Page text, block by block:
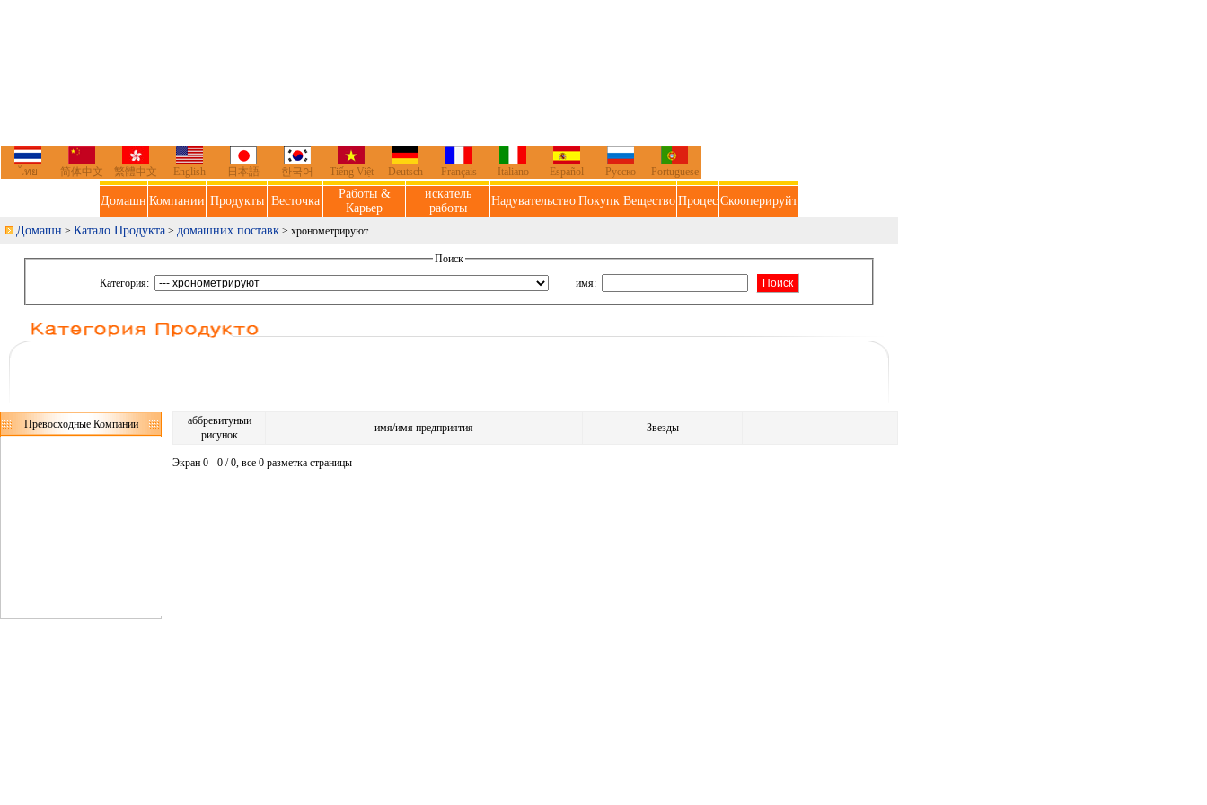
ไทย 简体中文 繁體中文 English 日本語 한국어 Tiếng Việt Deutsch Français Italiano Español Русско Portuguese
Домашн Компании Продукты Весточка
Работы &
Карьер
искатель
работы
Надувательство Покупк Вещество Процес Скооперируйт
Домашн > Катало Продукта > домашних поставк > хронометрируют
Поиск
Категория:
имя:
Превосходные Компании
аббревитуныи
рисунок
имя/имя предприятия Звезды
Экран 0 - 0 / 0, все 0 разметка страницы